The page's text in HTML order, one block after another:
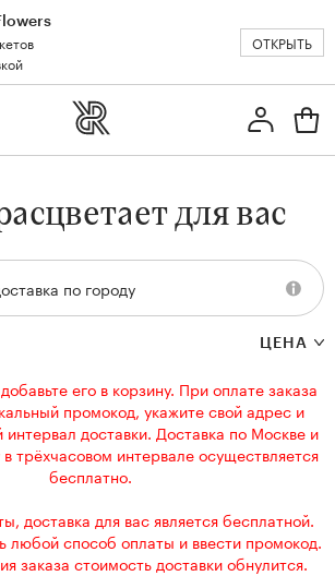
ОТКРЫТЬ
Профиль
Вход или регистрация
✕
для ваc
по городу
ЦЕНА
его в корзину. При оплате заказа
промокод, укажите свой адрес и
доставки. Доставка по Москве и
трёхчасовом интервале осуществляется
бесплатно.
доставка для вас является бесплатной.
любой способ оплаты и ввести промокод.
заказа стоимость доставки обнулится.